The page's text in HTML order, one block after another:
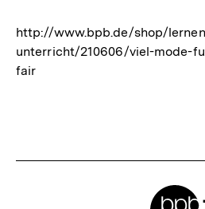
http://www.bpb.de/shop/
unterricht/210606/viel-mode-
fair